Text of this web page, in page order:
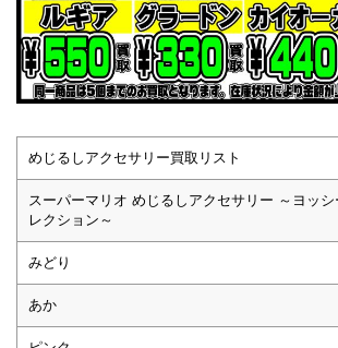
めじるしアクセサリー買取リスト
スーパーマリオ めじるしアクセサリー ～ヨッシ
レクション～
みどり
あか